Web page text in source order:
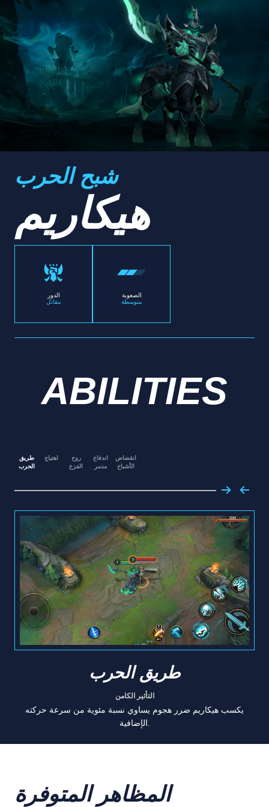
شبح الحرب
هيكاريم
الدور
مقاتل
الصعوبة
متوسطة
ABILITIES
طريق
الحرب
اهتياج
روح
الفزع
اندفاع
مدمر
انقضاض
الأشباح
طريق الحرب
التأثير الكامن
يكسب هيكاريم ضرر هجوم يساوي نسبة مئوية من سرعة حركته
المظاهر المتوفرة